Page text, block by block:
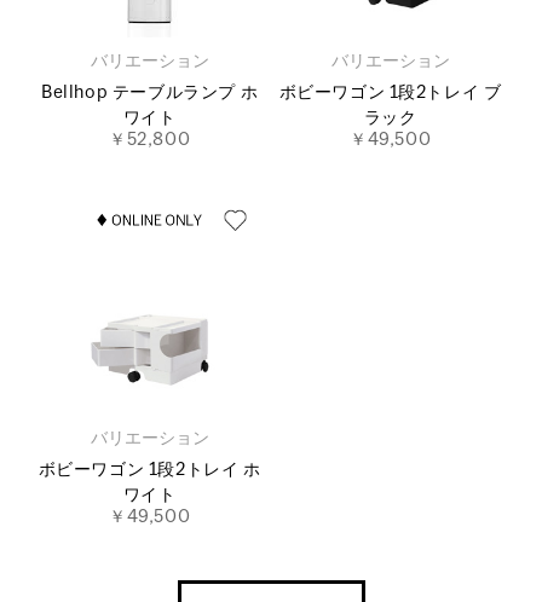
バリエーション
Bellhop テーブルランプ ホ
ワイト
￥52,800
バリエーション
ボビーワゴン 1段2トレイ ブ
ラック
￥49,500
バリエーション
ボビーワゴン 1段2トレイ ホ
ワイト
￥49,500